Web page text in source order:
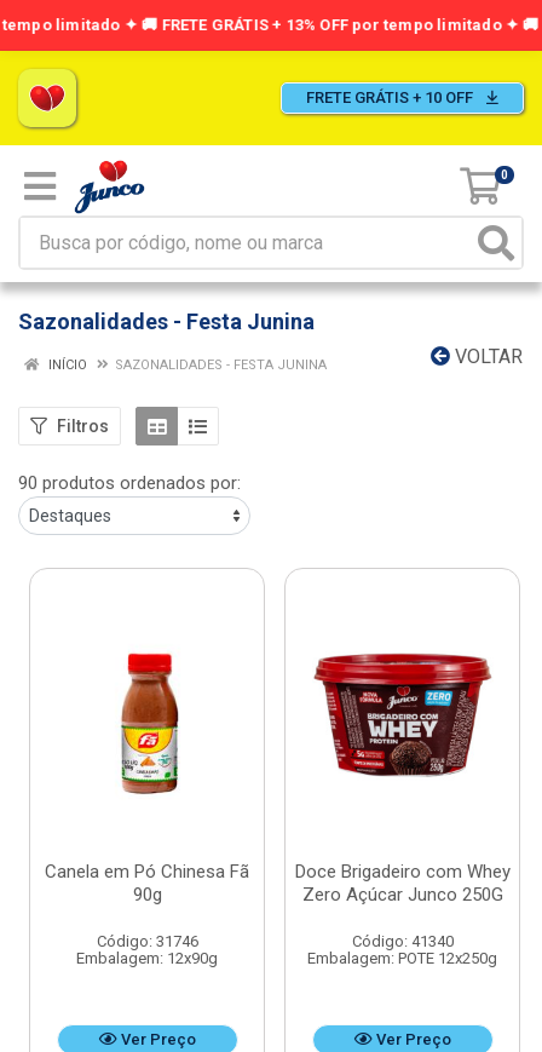
FRETE GRÁTIS + 10 OFF
0
Sazonalidades - Festa Junina
VOLTAR
INÍCIO SAZONALIDADES - FESTA JUNINA
Filtros
90 produtos ordenados por:
Canela em Pó Chinesa Fã
90g
Código: 31746
Embalagem: 12x90g
Ver Preço
Doce Brigadeiro com Whey
Zero Açúcar Junco 250G
Código: 41340
Embalagem: POTE 12x250g
Ver Preço